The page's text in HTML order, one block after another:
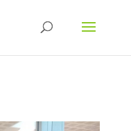
ga('require', 'GTM-TFCVLFN');